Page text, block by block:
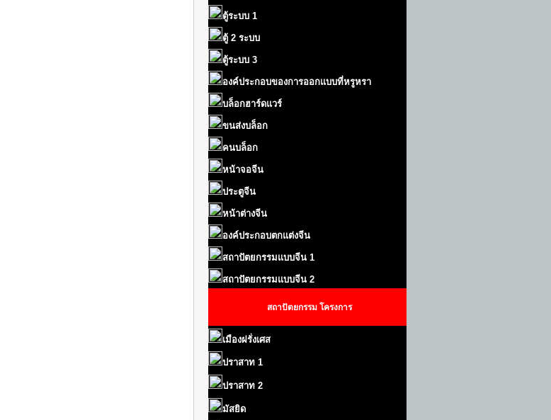
ตู้ระบบ 1
ตู้ 2 ระบบ
ตู้ระบบ 3
องค์ประกอบของการออกแบบที่หรูหรา
บล็อกฮาร์ดแวร์
ขนส่งบล็อก
คนบล็อก
หน้าจอจีน
ประตูจีน
หน้าต่างจีน
องค์ประกอบตกแต่งจีน
สถาปัตยกรรมแบบจีน 1
สถาปัตยกรรมแบบจีน 2
สถาปัตยกรรม โครงการ
เมืองฝรั่งเศส
ปราสาท 1
ปราสาท 2
มัสยิด